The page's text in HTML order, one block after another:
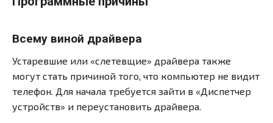
Всему виной драйвера
Устаревшие или «слетевщие» драйвера также
могут стать причиной того, что компьютер не видит
телефон. Для начала требуется зайти в «Диспетчер
устройств» и переустановить драйвера.